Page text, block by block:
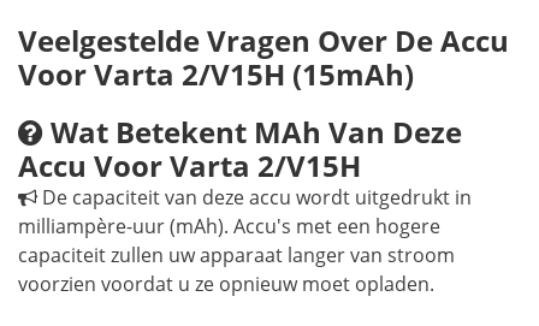
Veelgestelde Vragen Over De Accu
Voor Varta 2/V15H (15mAh)
Wat Betekent MAh Van Deze
Accu Voor Varta 2/V15H
De capaciteit van deze accu wordt uitgedrukt in
milliampère-uur (mAh). Accu's met een hogere
capaciteit zullen uw apparaat langer van stroom
voorzien voordat u ze opnieuw moet opladen.